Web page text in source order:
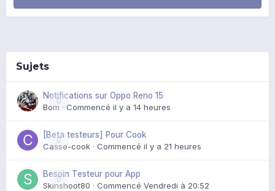
Sujets
0
Notifications sur Oppo Reno 15
Bom · Commencé il y a 14 heures
0
[Beta testeurs] Pour Cook
Casse-cook · Commencé il y a 21 heures
0
Besoin Testeur pour App
Skinshoot80 · Commencé Vendredi à 20:52